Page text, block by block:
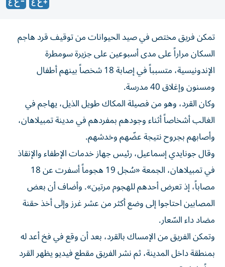
تمكن فريق مختص في صيد الحيوانات من توقيف قرد هاجم
السكان مراراً على مدى أسبوعين على جزيرة سومطرة
الإندونيسية، متسبباً في إصابة 18 شخصاً بينهم أطفال
ومسنون وإغلاق 40 مدرسة.
وكان القرد، وهو من فصيلة المكاك طويل الذيل، يهاجم في
الغالب أشخاصاً أثناء وجودهم بمفردهم في مدينة تمبيلاهان،
وأصابهم بجروح نتيجة عضّهم وخدشهم.
وقال جونايدي إسماعيل، رئيس جهاز خدمات الإطفاء والإنقاذ
في تمبيلاهان، الجمعة «سُجل 19 هجوماً أسفرت عن 18
مصاباً، إذ تعرض أحدهم للهجوم مرتين». وأضاف أن بعض
المصابين احتاجوا إلى وضع أكثر من عشر غرز وإلى أخذ حقنة
مضاد داء السّعار.
وتمكن الفريق من الإمساك بالقرد، بعد أن وقع في فخ أعد له
بمنطقة داخل المدينة، ثم نشر الفريق مقطع فيديو يظهر القرد